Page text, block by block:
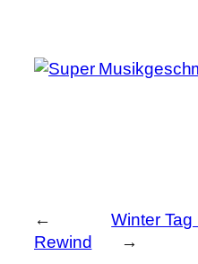
←
Rewind
Winter
→